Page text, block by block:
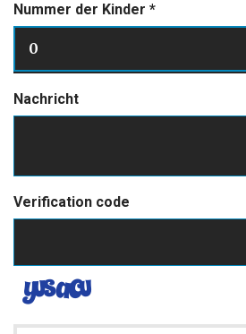
Nummer der Kinder *
0
Nachricht
Verification code